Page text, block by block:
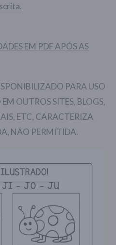
EM PDF APÓS AS
PARA USO
OUTROS SITES, BLOGS,
ETC, CARACTERIZA
NÃO PERMITIDA.